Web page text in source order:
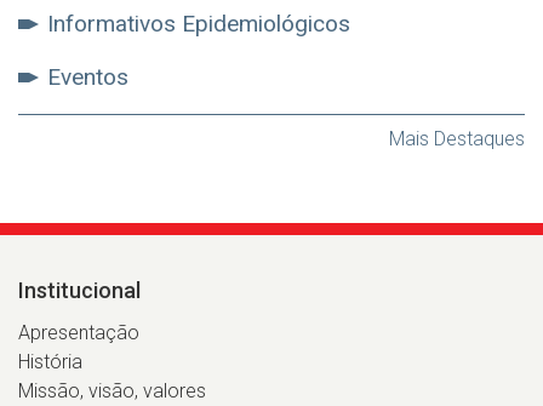
Informativos Epidemiológicos
Eventos
Mais Destaques
Institucional
Apresentação
História
Missão, visão, valores